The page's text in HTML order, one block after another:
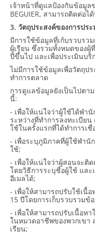
เจ้าหน้าที่ดูแลป้องกันข้อมูล
BEGUIER, สามารถติดต่อไ
3. วัตถุประสงค์ของการปร
มีการใช้ข้อมูลที่เก้บรวบรว
ผู้เรียน ซึ่งรวมทั้งหมดของ
ปีขึ้นไป และเพื่อประเมินบริ
ไม่มีการใช้ข้อมูลเพื่อวัตถุป
ทำการตลาด
การดูแลข้อมูลยังเป็นไปตา
นี้:
- เพื่อให้แน่ใจว่าผู้ใช้ได้พำ
ระหว่างที่ทำการลงทะเบีย
ใช้ในครั้งแรกที่ได้ทำการเชื่
- เพื่อระบุภูมิภาคที่ผู้ใช้พำนั
ใช้;
- เพื่อให้แน่ใจว่าผู้สอนจะติ
โดยวิธีการระบุชื่อผู้ใช้ และ
อีเมลได้;
- เพื่อให้สามารถปรับใช้เนื้
15 ปีโดยการเก็บรวบรวมข้
- เพื่อให้สามารถปรับเนื้อห
ในหมวดอาชีพของพวกเขา
เรียน;